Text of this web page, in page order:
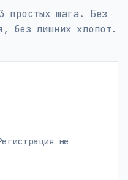
шага. Без
без лишних хлопот.
не